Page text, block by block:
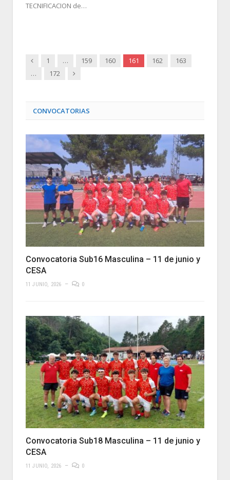
TECNIFICACION de…
Anterior
1 … 159 160 161 162
163
…
172 Siguiente
CONVOCATORIAS
Convocatoria Sub16 Masculina – 11 de junio y
CESA
11 JUNIO, 2026 0
Convocatoria Sub18 Masculina – 11 de junio y
CESA
11 JUNIO, 2026 0